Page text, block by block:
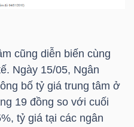
cũng diễn biến cùng
Ngày 15/05, Ngân
bố tỷ giá trung tâm ở
19 đồng so với cuối
tỷ giá tại các ngân